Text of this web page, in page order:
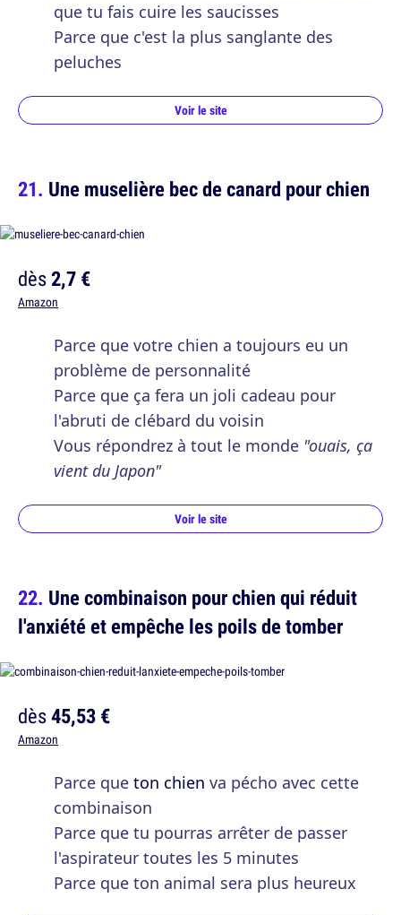
que tu fais cuire les saucisses
Parce que c'est la plus sanglante des
peluches
Voir le site
Une muselière bec de canard pour chien
dès2,7 €
Amazon
Parce que votre chien a toujours eu un
problème de personnalité
Parce que ça fera un joli cadeau pour
l'abruti de clébard du voisin
Vous répondrez à tout le monde "ouais, ça
vient du Japon"
Voir le site
Une combinaison pour chien qui réduit
l'anxiété et empêche les poils de tomber
dès45,53 €
Amazon
Parce que ton chien va pécho avec cette
combinaison
Parce que tu pourras arrêter de passer
l'aspirateur toutes les 5 minutes
Parce que ton animal sera plus heureux